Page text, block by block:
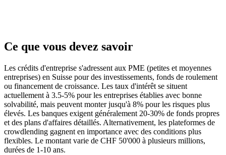
Ce que vous devez savoir
Les crédits d'entreprise s'adressent aux PME (petites et moyennes
entreprises) en Suisse pour des investissements, fonds de roulement
ou financement de croissance. Les taux d'intérêt se situent
actuellement à 3.5-5% pour les entreprises établies avec bonne
solvabilité, mais peuvent monter jusqu'à 8% pour les risques plus
élevés. Les banques exigent généralement 20-30% de fonds propres
et des plans d'affaires détaillés. Alternativement, les plateformes de
crowdlending gagnent en importance avec des conditions plus
flexibles. Le montant varie de CHF 50'000 à plusieurs millions,
durées de 1-10 ans.